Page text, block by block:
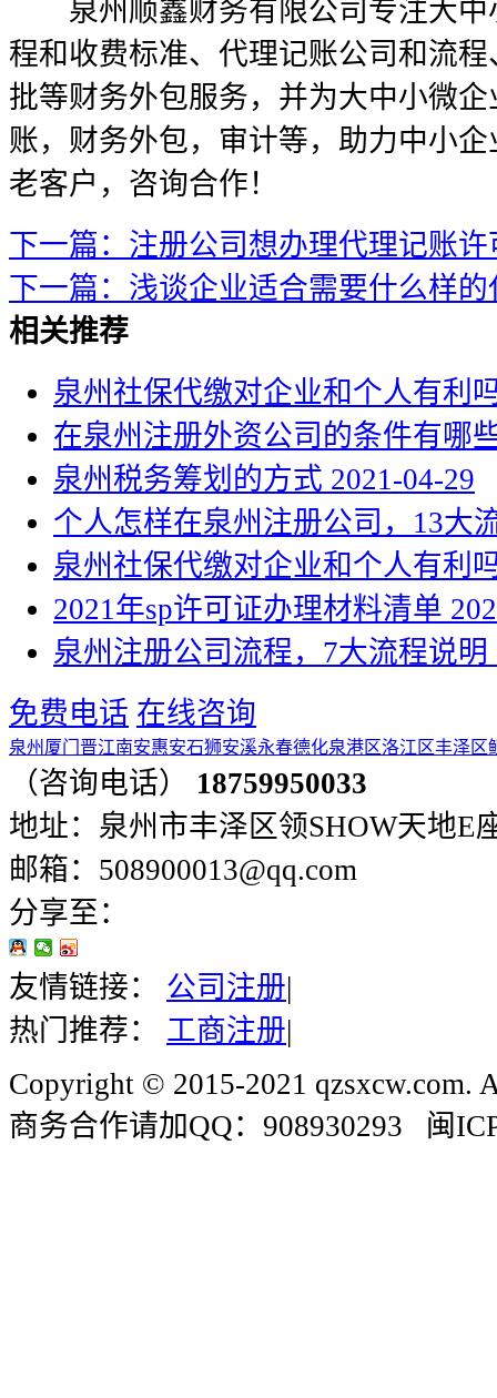
泉州顺鑫财务有限公司专注大中
程和收费标准、代理记账公司和流
批等财务外包服务，并为大中小微
账，财务外包，审计等，助力中小
老客户，咨询合作！
下一篇：注册公司想办理代理记账
下一篇：浅谈企业适合需要什么样的
相关推荐
泉州社保代缴对企业和个人有利
在泉州注册外资公司的条件有哪
泉州税务筹划的方式 2021-04-29
个人怎样在泉州注册公司，13大
泉州社保代缴对企业和个人有利
2021年sp许可证办理材料清单
泉州注册公司流程，7大流程说明
免费电话 在线咨询
泉州 厦门 晋江南安惠安石狮安溪永春德化泉港区洛江区丰泽区
（咨询电话）
18759950033
地址：泉州市丰泽区领SHOW天地E
邮箱：508900013@qq.com
分享至：
友情链接： 公司注册|
热门推荐：
工商注册|
Copyright © 2015-2021 qzsxcw.com.
商务合作请加QQ：908930293 闽